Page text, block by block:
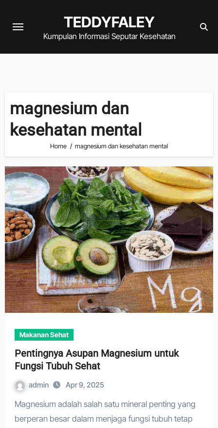
TEDDYFALEY
Kumpulan Informasi Seputar Kesehatan
magnesium dan
kesehatan mental
Home magnesium dan kesehatan mental
Makanan Sehat
Pentingnya Asupan Magnesium untuk
Fungsi Tubuh Sehat
admin Apr 9, 2025
Magnesium adalah salah satu mineral penting yang
berperan besar dalam menjaga fungsi tubuh tetap